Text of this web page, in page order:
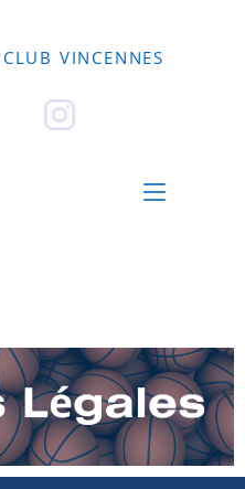
VINCENNES